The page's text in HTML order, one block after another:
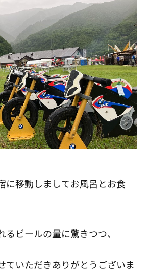
に移動しましてお風呂とお食
ビールの量に驚きつつ、
ていただきありがとうございま